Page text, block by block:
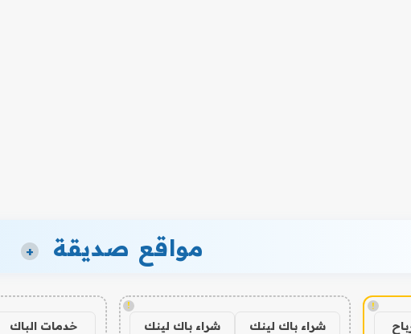
مواقع صديقة +
!
!
شراء باك لينك شراء باك لينك
خدمات الباك